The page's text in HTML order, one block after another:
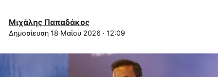
Μιχάλης Παπαδάκος
18 Μαΐου 2026 · 12:09